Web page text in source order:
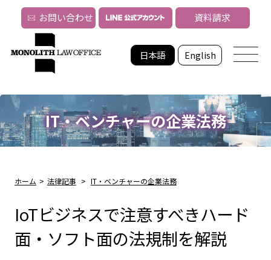
日本語 English
お問い合わせ 資料請求
IT・ベンチャーの企業法務
ホーム > 法律記事 > IT・ベンチャーの企業法務
IoTビジネスで注意すべきハード
面・ソフト面の法規制を解説